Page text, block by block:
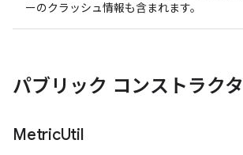
ーのクラッシュ情報も含まれます。
パブリック コンストラクタ
MetricUtil